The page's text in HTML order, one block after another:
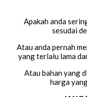
Apakah anda
sesudai
Atau anda pernah
yang terlalu lama
Atau bahan yang
harga